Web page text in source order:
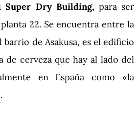
Super Dry Building, para ser
22. Se encuentra entre la
de Asakusa, es el edificio
de cerveza que hay al lado del
en España como «la